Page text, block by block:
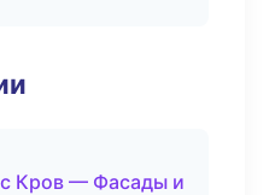
Кров — Фасады и